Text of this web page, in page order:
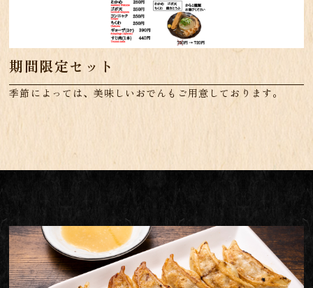
期間限定セット
季節によっては、美味しいおでんもご用意しております。